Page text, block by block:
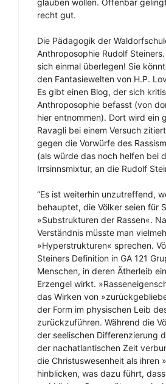
recht gut.
Die Pädagogik der
Anthroposophie Rudolf
sich einmal überlegen! Sie
den Fantasiewelten von H.P.
Es gibt einen Blog, der sich
Anthroposophie befasst (von
hier entnommen). Dort wird ein
Ravagli bei einem Versuch
gegen die Vorwürfe des
(als würde das noch helfen bei
Irrsinnsmixtur, an die Rudolf
“Es ist weiterhin unzutreffend,
behauptet, die Völker seien für
»Substrukturen der Rassen«.
Verständnis müsste man
»Hyperstrukturen« sprechen.
Steiners Definition in GA 121
Menschen, in deren Ätherleib
Erzengel wirkt.
das Wirken von
der Form im physischen Leib
zurückzuführen. Während die
der seelischen Differenzierung
der nachatlantischen Zeit
die Christuswesenheit als ihren
hinblicken, was dazu führt,